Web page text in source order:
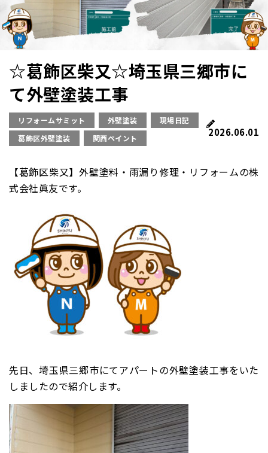
☆葛飾区柴又☆埼玉県三郷市に
て外壁塗装工事
リフォームサミット 外壁塗装
現場日記
葛飾区外壁塗装
関西ペイント 2026.06.01
【葛飾区柴又】外壁塗料・雨漏り修理・リフォームの株
式会社眞友です。
先日、埼玉県三郷市にてアパートの外壁塗装工事をいた
しましたので紹介します。